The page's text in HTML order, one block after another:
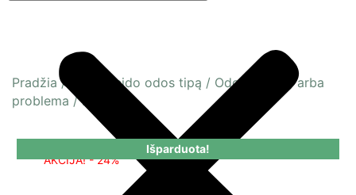
Pradžia/ Pagal veido odos tipą / Odos būsena arba
problema /Brandi
AKCIJA! - 24%
Išparduota!